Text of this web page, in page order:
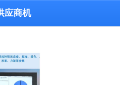
应商机